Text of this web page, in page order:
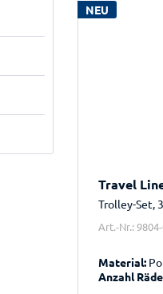
NEU
Travel
Trolley-Set,
Art.-Nr.:
Material:
Anzahl